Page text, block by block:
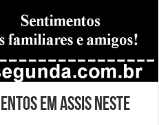
em Assis neste